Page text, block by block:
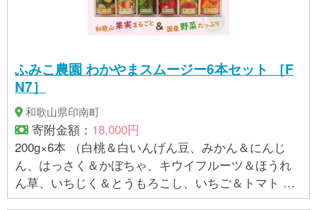
ふみこ農園 わかやまスムージー6本セット ［F
N7］
和歌山県印南町
寄附金額： 18,000円
200g×6本 （白桃＆白いんげん豆、みかん＆にんじ
ん、はっさく＆かぼちゃ、キウイフルーツ＆ほうれ
ん草、いちじく＆とうもろこし、いちご＆トマト 各1
本） ●原材料● 【スムージー みかん＆にんじん】